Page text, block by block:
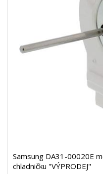
Samsung DA31-00020E
chladničku "VÝPRODEJ"